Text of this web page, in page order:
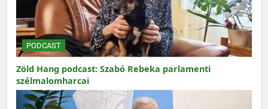
PODCAST
Zöld Hang podcast: Szabó Rebeka parlamenti
szélmalomharcai